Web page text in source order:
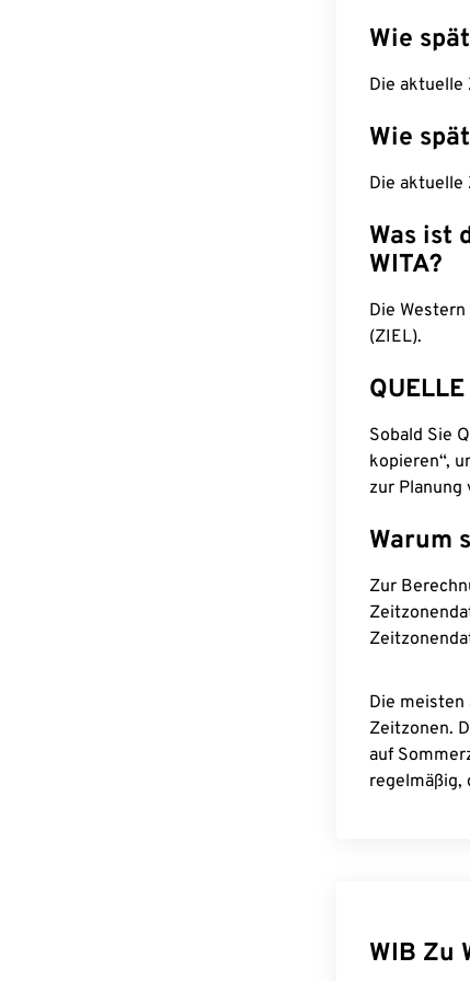
Wie
Die aktuelle
Wie
Die aktuelle
Was ist
WITA?
Die
(ZIEL).
Sobald Sie
kopieren“,
zur Planung
Warum
Zur
Die meisten
Zeitzonen.
auf
regelmäßig,
WIB Zu